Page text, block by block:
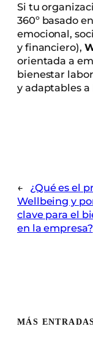
Si tu
360º basado
emocional,
y financiero),
orientada a
bienestar
y adaptables
←
¿Qué es el
Wellbeing y
clave para el
en la empresa?
MÁS